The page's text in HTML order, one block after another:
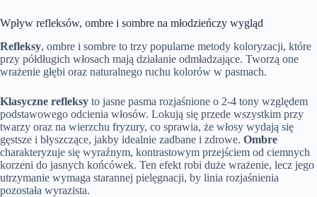
Wpływ refleksów, ombre i sombre na młodzieńczy wygląd
Refleksy, ombre i sombre to trzy popularne metody koloryzacji, które
przy półdługich włosach mają działanie odmładzające. Tworzą one
wrażenie głębi oraz naturalnego ruchu kolorów w pasmach.
Klasyczne refleksy to jasne pasma rozjaśnione o 2-4 tony względem
podstawowego odcienia włosów. Lokują się przede wszystkim przy
twarzy oraz na wierzchu fryzury, co sprawia, że włosy wydają się
gęstsze i błyszczące, jakby idealnie zadbane i zdrowe. Ombre
charakteryzuje się wyraźnym, kontrastowym przejściem od ciemnych
korzeni do jasnych końcówek. Ten efekt robi duże wrażenie, lecz jego
utrzymanie wymaga starannej pielęgnacji, by linia rozjaśnienia
pozostała wyrazista.